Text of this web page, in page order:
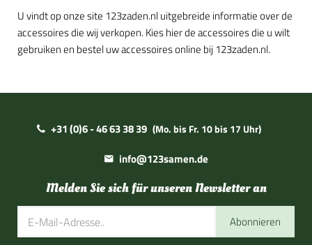
U vindt op onze site 123zaden.nl uitgebreide informatie over de
accessoires die wij verkopen. Kies hier de accessoires die u wilt
gebruiken en bestel uw accessoires online bij 123zaden.nl.
+31 (0)6 - 46 63 38 39 (Mo. bis Fr. 10 bis 17 Uhr)
info@123samen.de
Melden Sie sich für unseren Newsletter an
Abonnieren